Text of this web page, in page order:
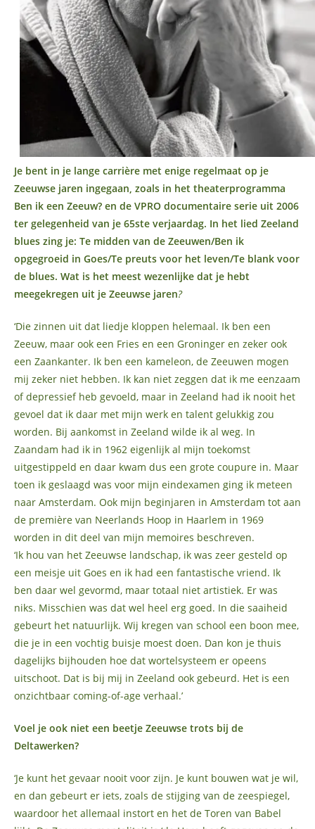
Je bent in je lange carrière met enige regelmaat op je
Zeeuwse jaren ingegaan, zoals in het theaterprogramma
Ben ik een Zeeuw? en de VPRO documentaire serie uit 2006
ter gelegenheid van je 65ste verjaardag. In het lied Zeeland
blues zing je: Te midden van de Zeeuwen/Ben ik
opgegroeid in Goes/Te preuts voor het leven/Te blank voor
de blues. Wat is het meest wezenlijke dat je hebt
meegekregen uit je Zeeuwse jaren?
‘Die zinnen uit dat liedje kloppen helemaal. Ik ben een
Zeeuw, maar ook een Fries en een Groninger en zeker ook
een Zaankanter. Ik ben een kameleon, de Zeeuwen mogen
mij zeker niet hebben. Ik kan niet zeggen dat ik me eenzaam
of depressief heb gevoeld, maar in Zeeland had ik nooit het
gevoel dat ik daar met mijn werk en talent gelukkig zou
worden. Bij aankomst in Zeeland wilde ik al weg. In
Zaandam had ik in 1962 eigenlijk al mijn toekomst
uitgestippeld en daar kwam dus een grote coupure in. Maar
toen ik geslaagd was voor mijn eindexamen ging ik meteen
naar Amsterdam. Ook mijn beginjaren in Amsterdam tot aan
de première van Neerlands Hoop in Haarlem in 1969
worden in dit deel van mijn memoires beschreven.
‘Ik hou van het Zeeuwse landschap, ik was zeer gesteld op
een meisje uit Goes en ik had een fantastische vriend. Ik
ben daar wel gevormd, maar totaal niet artistiek. Er was
niks. Misschien was dat wel heel erg goed. In die saaiheid
gebeurt het natuurlijk. Wij kregen van school een boon mee,
die je in een vochtig buisje moest doen. Dan kon je thuis
dagelijks bijhouden hoe dat wortelsysteem er opeens
uitschoot. Dat is bij mij in Zeeland ook gebeurd. Het is een
onzichtbaar coming-of-age verhaal.’
Voel je ook niet een beetje Zeeuwse trots bij de
Deltawerken?
‘Je kunt het gevaar nooit voor zijn. Je kunt bouwen wat je wil,
en dan gebeurt er iets, zoals de stijging van de zeespiegel,
waardoor het allemaal instort en het de Toren van Babel